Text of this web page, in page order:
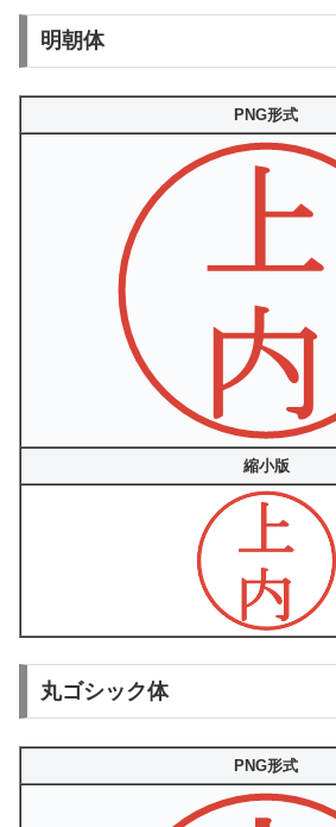
明朝体
PNG形式
縮小版
丸ゴシック体
PNG形式